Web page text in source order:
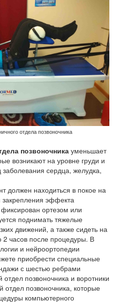
отдела позвоночника
позвоночника уменьшает
возникают на уровне груди и
заболевания сердца, желудка,
должен находиться в покое на
эффекта
ортезом или
поднимать тяжелые
движений, а также сидеть на
часов после процедуры. В
и нейроортопедии
приобрести специальные
с шестью ребрами
позвоночника и воротники
позвоночника, которые
компьютерного